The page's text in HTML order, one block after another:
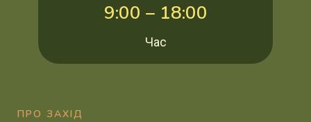
9:00 – 18:00
Час
ПРО ЗАХІД